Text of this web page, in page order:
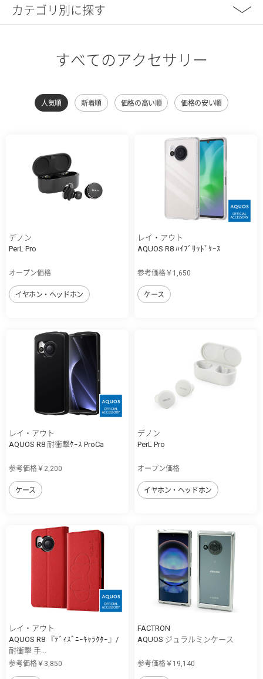
カテゴリ別に探す
すべてのアクセサリー
人気順 新着順 価格の高い順 価格の安い順
デノン
PerL Pro
オープン価格
イヤホン・ヘッドホン
レイ・アウト
AQUOS R8 ﾊｲﾌﾞﾘｯﾄﾞｹｰｽ
参考価格￥1,650
ケース
レイ・アウト
AQUOS R8 耐衝撃ｹｰｽ ProCa
参考価格￥2,200
ケース
デノン
PerL Pro
オープン価格
イヤホン・ヘッドホン
レイ・アウト
AQUOS R8 『ﾃﾞｨｽﾞﾆｰｷｬﾗｸﾀｰ』/
耐衝撃 手...
参考価格￥3,850
FACTRON
AQUOS ジュラルミンケース
参考価格￥19,140